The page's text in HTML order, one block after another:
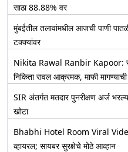
साठा 88.88% वर
मुंबईतील तलावांमधील आजची पाणी
टक्क्यांवर
Nikita Rawal Ranbir Kapoor:
निकिता रावल आक्रमक, माफी मागण्याची
SIR अंतर्गत मतदार पुनरीक्षण अर्ज
खोटा
Bhabhi Hotel Room Viral Video:
व्हायरल; सायबर सुरक्षेचे मोठे आव्हान